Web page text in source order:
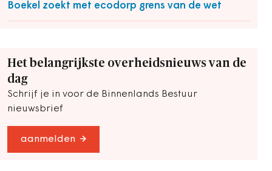
Boekel zoekt met ecodorp grens van de wet
Het belangrijkste overheidsnieuws van de
dag
Schrijf je in voor de Binnenlands Bestuur
nieuwsbrief
aanmelden